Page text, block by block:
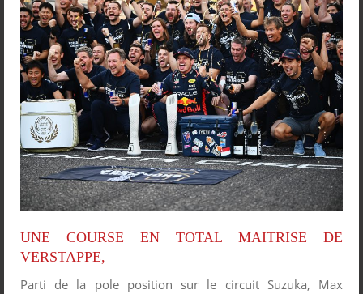
UNE COURSE EN TOTAL MAITRISE DE
VERSTAPPE,
Parti de la pole position sur le circuit Suzuka, Max